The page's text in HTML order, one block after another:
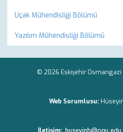
Uçak Mühendisliği Bölümü
Yazılım Mühendisliği Bölümü
© 2026 Eskişehir Osmangazi
Web Sorumlusu:
İletişim: